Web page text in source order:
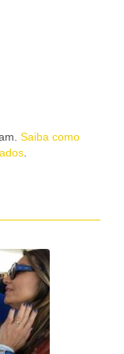
Saiba como